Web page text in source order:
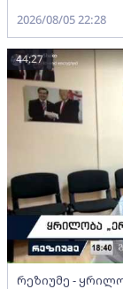
2026/08/05 22:28
რეზიუმე -
44:27